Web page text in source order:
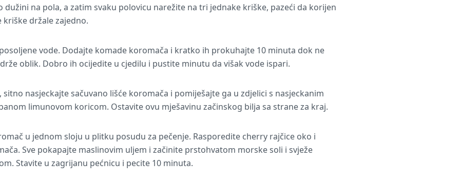
na pola, a zatim svaku polovicu narežite na tri jednake kriške, pazeći da korijen
kriške držale zajedno.
vode. Dodajte komade koromača i kratko ih prokuhajte 10 minuta dok ne
oblik. Dobro ih ocijedite u cjedilu i pustite minutu da višak vode ispari.
nasjeckajte sačuvano lišće koromača i pomiješajte ga u zdjelici s nasjeckanim
limunovom koricom. Ostavite ovu mješavinu začinskog bilja sa strane za kraj.
u jednom sloju u plitku posudu za pečenje. Rasporedite cherry rajčice oko i
Sve pokapajte maslinovim uljem i začinite prstohvatom morske soli i svježe
Stavite u zagrijanu pećnicu i pecite 10 minuta.